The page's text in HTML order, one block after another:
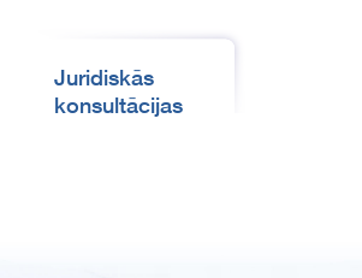
Juridiskās
konsultācijas